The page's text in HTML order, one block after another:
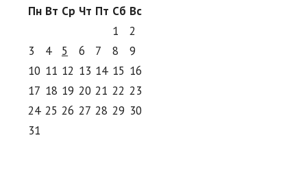
Пн Вт Ср Чт Пт Сб Вс
1
2
3
4 5 6 7 8
9
10 11 12 13 14 15 16
17 18 19 20 21 22 23
24 25 26 27 28 29 30
31